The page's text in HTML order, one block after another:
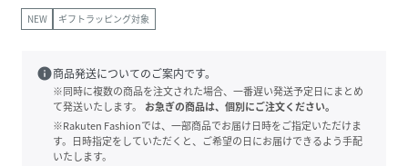
NEW ギフトラッピング対象
info商品発送についてのご案内です。
※同時に複数の商品を注文された場合、一番遅い発送予定日にまとめ
て発送いたします。
お急ぎの商品は、個別にご注文ください。
※Rakuten Fashionでは、一部商品でお届け日時をご指定いただけま
す。日時指定をしていただくと、ご希望の日にお届けできるよう手配
いたします。